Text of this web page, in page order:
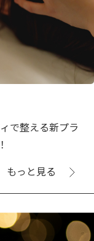
で整える新プラ
もっと見る